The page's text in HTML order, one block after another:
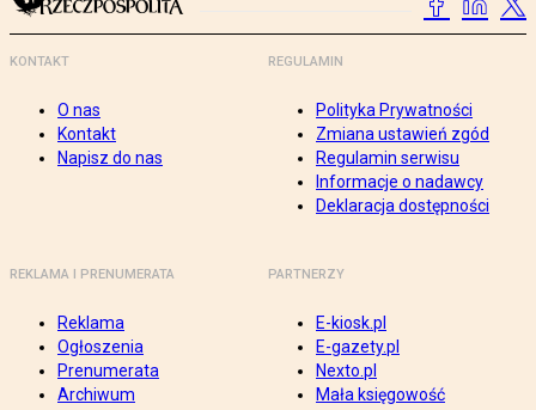
KONTAKT
O nas
Kontakt
Napisz do nas
REGULAMIN
Polityka Prywatności
Zmiana ustawień zgód
Regulamin serwisu
Informacje o nadawcy
Deklaracja dostępności
REKLAMA I PRENUMERATA
Reklama
Ogłoszenia
Prenumerata
Archiwum
PARTNERZY
E-kiosk.pl
E-gazety.pl
Nexto.pl
Mała księgowość